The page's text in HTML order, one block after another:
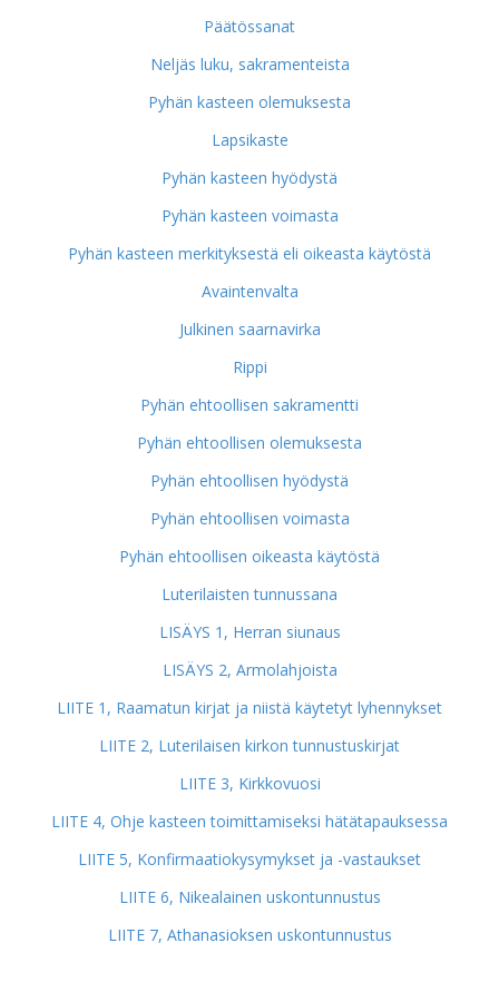
Päätössanat
Neljäs luku, sakramenteista
Pyhän kasteen olemuksesta
Lapsikaste
Pyhän kasteen hyödystä
Pyhän kasteen voimasta
Pyhän kasteen merkityksestä eli oikeasta käytöstä
Avaintenvalta
Julkinen saarnavirka
Rippi
Pyhän ehtoollisen sakramentti
Pyhän ehtoollisen olemuksesta
Pyhän ehtoollisen hyödystä
Pyhän ehtoollisen voimasta
Pyhän ehtoollisen oikeasta käytöstä
Luterilaisten tunnussana
LISÄYS 1, Herran siunaus
LISÄYS 2, Armolahjoista
LIITE 1, Raamatun kirjat ja niistä käytetyt lyhennykset
LIITE 2, Luterilaisen kirkon tunnustuskirjat
LIITE 3, Kirkkovuosi
LIITE 4, Ohje kasteen toimittamiseksi hätätapauksessa
LIITE 5, Konfirmaatiokysymykset ja -vastaukset
LIITE 6, Nikealainen uskontunnustus
LIITE 7, Athanasioksen uskontunnustus